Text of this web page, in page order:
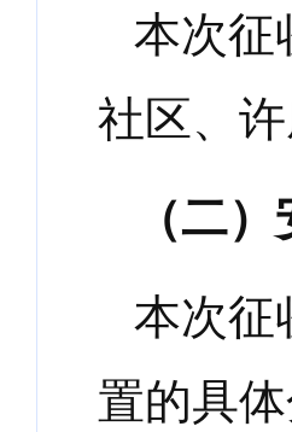
本次征
社区、
（二
本次征
置的具